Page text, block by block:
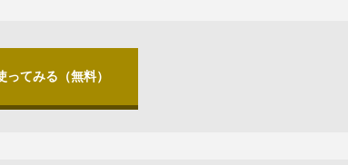
てみる（無料）